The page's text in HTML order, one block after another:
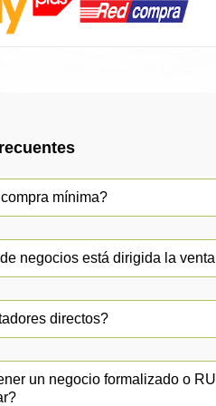
mínima?
negocios está dirigida la
directos?
un negocio formalizado o